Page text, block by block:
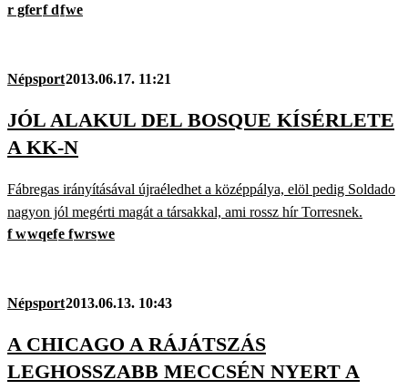
r gferf dfwe
Népsport2013.06.17. 11:21
JÓL ALAKUL DEL BOSQUE KÍSÉRLETE
A KK-N
Fábregas irányításával újraéledhet a középpálya, elöl pedig Soldado
nagyon jól megérti magát a társakkal, ami rossz hír Torresnek.
f wwqefe fwrswe
Népsport2013.06.13. 10:43
A CHICAGO A RÁJÁTSZÁS
LEGHOSSZABB MECCSÉN NYERT A